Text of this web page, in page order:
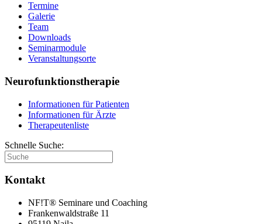
Termine
Galerie
Team
Downloads
Seminarmodule
Veranstaltungsorte
Neurofunktionstherapie
Informationen für Patienten
Informationen für Ärzte
Therapeutenliste
Schnelle Suche:
Kontakt
NF!T® Seminare und Coaching
Frankenwaldstraße 11